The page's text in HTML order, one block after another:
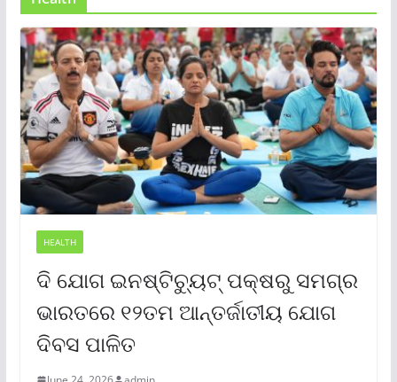
HEALTH
ଦି ଯୋଗ ଇନଷ୍ଟିଚ୍ୟୁଟ୍ ପକ୍ଷରୁ ସମଗ୍ର
ଭାରତରେ ୧୨ତମ ଆନ୍ତର୍ଜାତୀୟ ଯୋଗ
ଦିବସ ପାଳିତ